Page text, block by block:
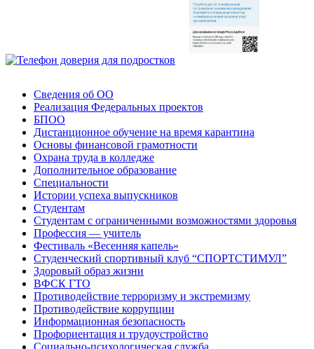
Сведения об ОО
Реализация Федеральных проектов
БПОО
Дистанционное обучение на время карантина
Основы финансовой грамотности
Охрана труда в колледже
Дополнительное образование
Специальности
Истории успеха выпускников
Студентам
Студентам с ограниченными возможностями здоровья
Профессия — учитель
Фестиваль «Весенняя капель»
Студенческий спортивный клуб “СПОРТСТИМУЛ”
Здоровый образ жизни
ВФСК ГТО
Противодействие терроризму и экстремизму
Противодействие коррупции
Информационная безопасность
Профориентация и трудоустройство
Социально-психологическая служба